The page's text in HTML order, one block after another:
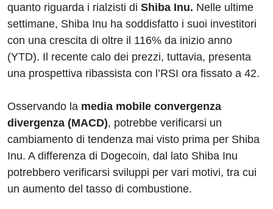
quanto riguarda i rialzisti di Shiba Inu. Nelle ultime
settimane, Shiba Inu ha soddisfatto i suoi investitori
con una crescita di oltre il 116% da inizio anno
(YTD). Il recente calo dei prezzi, tuttavia, presenta
una prospettiva ribassista con l’RSI ora fissato a 42.
Osservando la media mobile convergenza
divergenza (MACD), potrebbe verificarsi un
cambiamento di tendenza mai visto prima per Shiba
Inu. A differenza di Dogecoin, dal lato Shiba Inu
potrebbero verificarsi sviluppi per vari motivi, tra cui
un aumento del tasso di combustione.